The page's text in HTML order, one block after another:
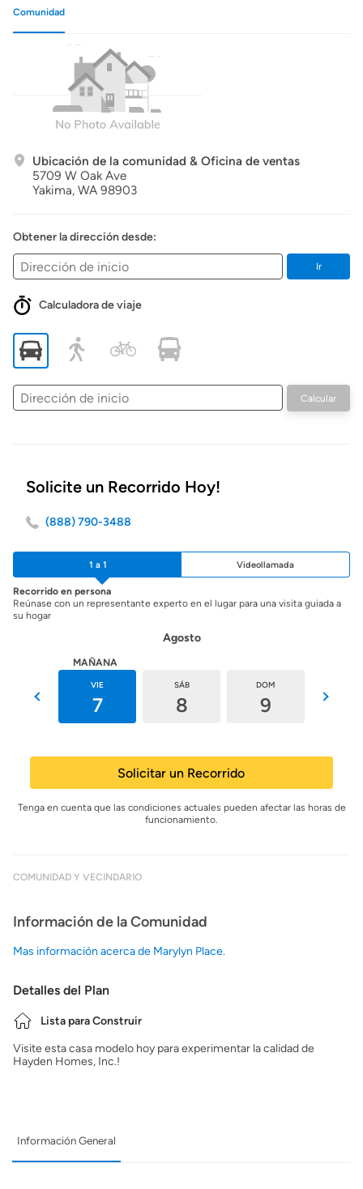
Comunidad
Ubicación de la comunidad & Oficina de ventas
5709 W Oak Ave
Yakima, WA 98903
Obtener la dirección desde:
Ir
Calculadora de viaje
Dirección
de
Calcular
Solicite un Recorrido Hoy!
(888) 790-3488
1 a 1 Videollamada
Recorrido en persona
Reúnase con un representante experto en el lugar para una visita guiada a
su hogar
Agosto
MAÑANA
VIE
7
SÁB
8
DOM
9
Solicitar un Recorrido
Tenga en cuenta que las condiciones actuales pueden afectar las horas de
funcionamiento.
COMUNIDAD Y VECINDARIO
Información de la Comunidad
Mas información acerca de Marylyn Place.
Detalles del Plan
Lista para Construir
Visite esta casa modelo hoy para experimentar la calidad de
Hayden Homes, Inc.!
Información General